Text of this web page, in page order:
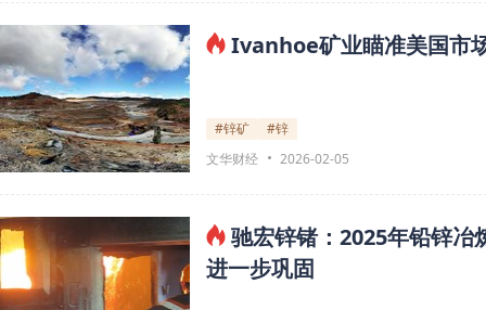
Ivanhoe矿业瞄准美国市
#锌矿
#锌
文华财经
2026-02-05
驰宏锌锗：2025年铅锌冶
进一步巩固